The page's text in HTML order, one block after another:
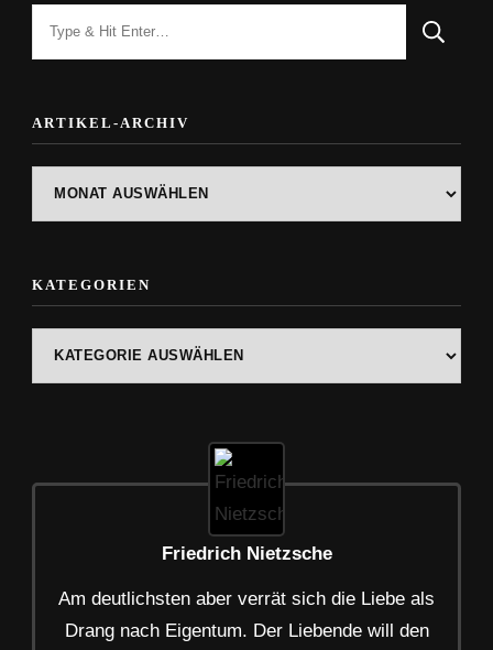
ARTIKEL-ARCHIV
KATEGORIEN
Friedrich Nietzsche
Am deutlichsten aber verrät sich die Liebe als
Drang nach Eigentum. Der Liebende will den